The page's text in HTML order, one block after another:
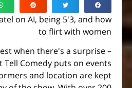
on AI, being 5'3, and how
to flirt with women
when there's a surprise –
Comedy puts on events
and location are kept